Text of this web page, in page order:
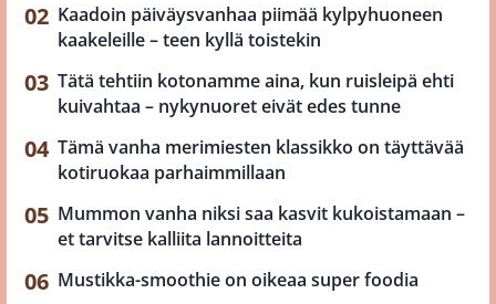
Kaadoin päiväysvanhaa piimää kylpyhuoneen
kaakeleille – teen kyllä toistekin
Tätä tehtiin kotonamme aina, kun ruisleipä ehti
kuivahtaa – nykynuoret eivät edes tunne
Tämä vanha merimiesten klassikko on täyttävää
kotiruokaa parhaimmillaan
Mummon vanha niksi saa kasvit kukoistamaan –
et tarvitse kalliita lannoitteita
Mustikka-smoothie on oikeaa super foodia